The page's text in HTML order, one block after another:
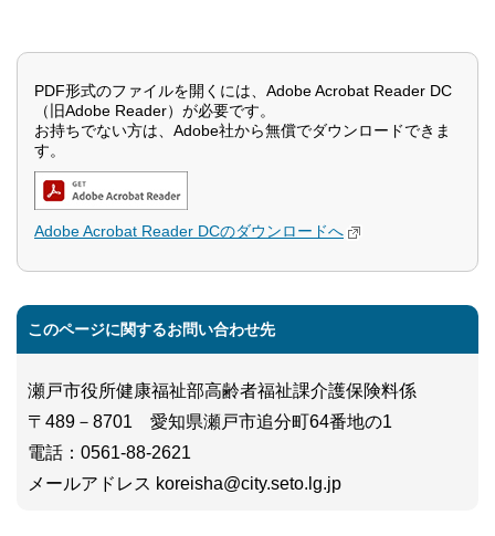
PDF形式のファイルを開くには、Adobe Acrobat Reader DC
（旧Adobe Reader）が必要です。
お持ちでない方は、Adobe社から無償でダウンロードできま
す。
Adobe Acrobat Reader DCのダウンロードへ
このページに関するお問い合わせ先
瀬戸市役所健康福祉部高齢者福祉課介護保険料係
〒489－8701 愛知県瀬戸市追分町64番地の1
電話 ：0561-88-2621
メールアドレス koreisha@city.seto.lg.jp